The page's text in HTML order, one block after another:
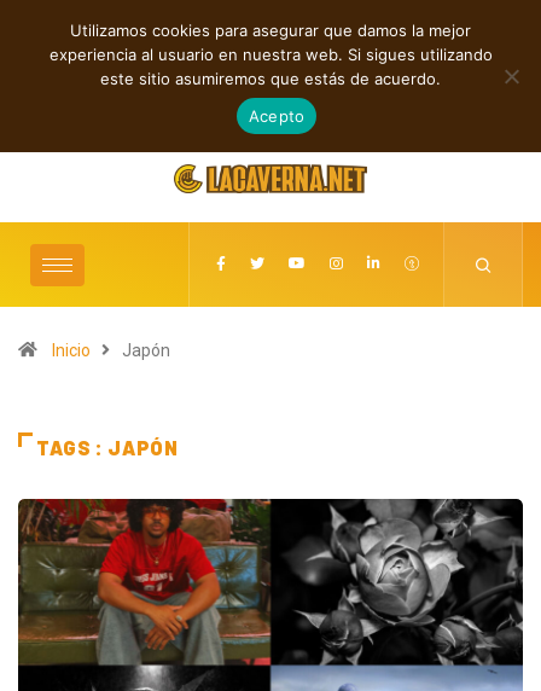
TENDENCIAS
Shaven Primates: Un estallido de Hard Rock contra el control digital
agosto 7, 2026
Inicio Japón
TAGS : JAPÓN
Utilizamos cookies para asegurar que damos la mejor
experiencia al usuario en nuestra web. Si sigues utilizando
este sitio asumiremos que estás de acuerdo.
Acepto